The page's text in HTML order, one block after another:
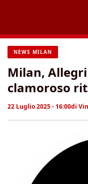
contenuto
NEWS MILAN
Milan,
clamoroso
22 Luglio 2025 - 16:00di